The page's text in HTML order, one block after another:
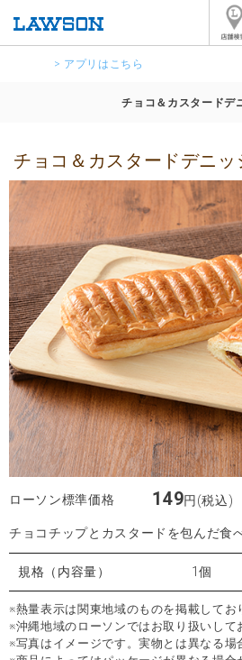
> アプリはこちら
チョコ＆カスタードデ
チョコ＆カスタードデニッ
ローソン標準価格 149円(税込)
チョコチップとカスタードを包んだ食
規格（内容量） 1個
※熱量表示は関東地域のものを掲載してお
※沖縄地域のローソンではお取り扱いして
※写真はイメージです。実物とは異なる場